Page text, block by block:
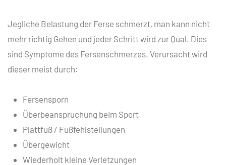
Jegliche Belastung der Ferse schmerzt, man kann nicht
mehr richtig Gehen und jeder Schritt wird zur Qual. Dies
sind Symptome des Fersenschmerzes. Verursacht wird
dieser meist durch:
Fersensporn
Überbeanspruchung beim Sport
Plattfuß / Fußfehlstellungen
Übergewicht
Wiederholt kleine Verletzungen